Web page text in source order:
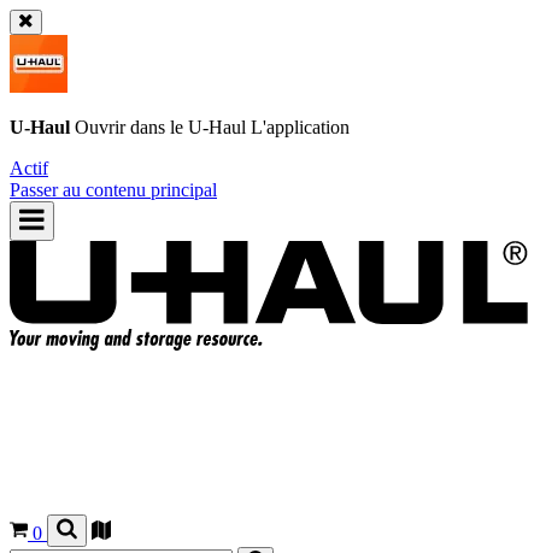
U-Haul Ouvrir dans le U-Haul L'application
Actif
Passer au contenu principal
0